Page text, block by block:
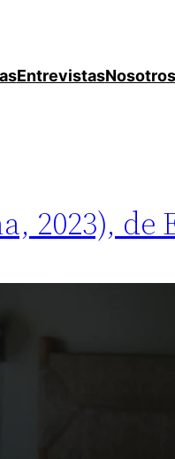
EntrevistasNosotros
2023),